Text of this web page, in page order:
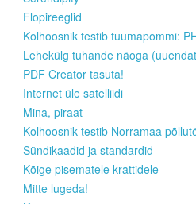
Flopireeglid
Kolhoosnik testib tuumapommi:
Lehekülg tuhande näoga
PDF Creator tasuta!
Internet üle satelliidi
Mina, piraat
Kolhoosnik testib Norramaa
Sündikaadid ja standardid
Kõige pisematele krattidele
Mitte lugeda!